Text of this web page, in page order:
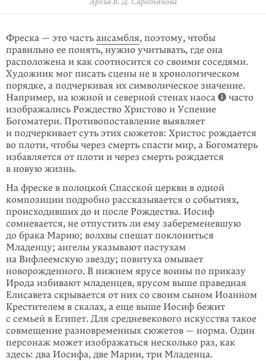
Фреска — это часть ансамбля, поэтому, чтобы
правильно ее понять, нужно учитывать, где она
расположена и как соотносится со своими соседями.
Худож­ник мог писать сцены не в хронологическом
порядке, а подчеркивая их симво­лическое значение.
Например, на южной и северной стенах наоса
часто
изо­бражались Рождество Христово и Успение
Богоматери. Противопоставление выявляет
и подчерки­вает суть этих сюжетов: Христос рождается
во плоти, чтобы через смерть спасти мир, а Богома­терь
избавляется от плоти и через смерть рождается
в новую жизнь.
На фреске в полоцкой Спасской церкви в одной
композиции подробно рассказывается о событиях,
происхо­дивших до и после Рождества. Иосиф
сомневается, не от­пустить ли ему забереме­невшую
до брака Марию; волхвы спешат поклониться
Младенцу; ангелы указывают пастухам
на Вифлеемскую звезду; повитуха омы­вает
новорожденного. В нижнем ярусе воины по приказу
Ирода избивают мла­денцев, ярусом выше праведная
Елисавета скрывается от них со своим сыном Иоанном
Крестителем в скалах, а еще выше Иосиф бежит
с семьей в Египет. Для средневекового искусства такое
совмещение разновременных сюжетов — норма. Один
персонаж может изображаться несколько раз, как
здесь: два Иосифа, две Марии, три Младенца.